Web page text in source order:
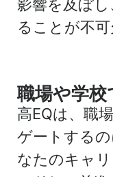
影響を及ぼ
ることが不可
職場や学
高EQは、職
ゲートする
なたのキャ